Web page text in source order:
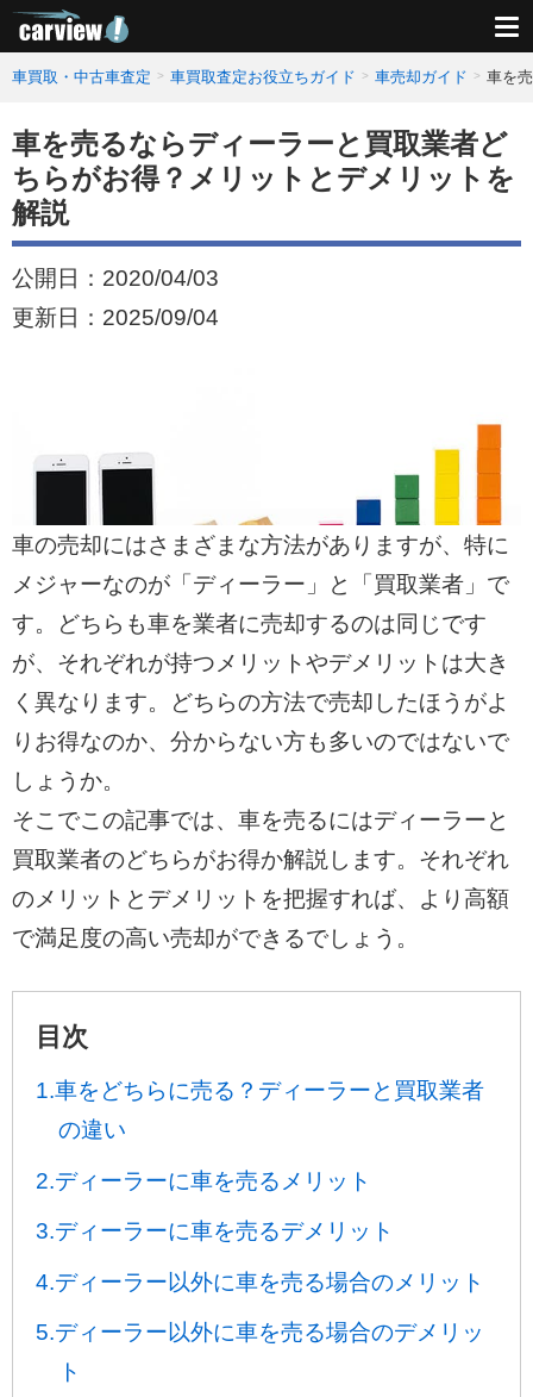
車買取・中古車査定 車買取査定お役立ちガイド 車売却ガイド 車を
車を売るならディーラーと買取業者ど
ちらがお得？メリットとデメリットを
解説
公開日： 2020/04/03
更新日： 2025/09/04
車の売却にはさまざまな方法がありますが、特に
メジャーなのが「ディーラー」と「買取業者」で
す。どちらも車を業者に売却するのは同じです
が、それぞれが持つメリットやデメリットは大き
く異なります。どちらの方法で売却したほうがよ
りお得なのか、分からない方も多いのではないで
しょうか。
そこでこの記事では、車を売るにはディーラーと
買取業者のどちらがお得か解説します。それぞれ
のメリットとデメリットを把握すれば、より高額
で満足度の高い売却ができるでしょう。
目次
1.車をどちらに売る？ディーラーと買取業者
の違い
2.ディーラーに車を売るメリット
3.ディーラーに車を売るデメリット
4.ディーラー以外に車を売る場合のメリット
5.ディーラー以外に車を売る場合のデメリッ
ト